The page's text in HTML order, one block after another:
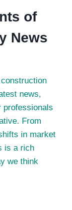
of
News
news,
professionals
From
in market
is a rich
we think